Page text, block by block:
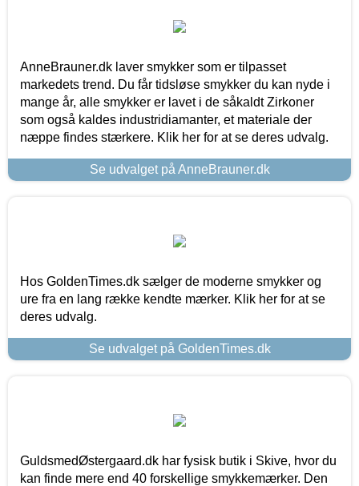
AnneBrauner.dk laver smykker som er tilpasset
markedets trend. Du får tidsløse smykker du kan nyde i
mange år, alle smykker er lavet i de såkaldt Zirkoner
som også kaldes industridiamanter, et materiale der
næppe findes stærkere. Klik her for at se deres udvalg.
Se udvalget på AnneBrauner.dk
Hos GoldenTimes.dk sælger de moderne smykker og
ure fra en lang række kendte mærker. Klik her for at se
deres udvalg.
Se udvalget på GoldenTimes.dk
GuldsmedØstergaard.dk har fysisk butik i Skive, hvor du
kan finde mere end 40 forskellige smykkemærker. Den